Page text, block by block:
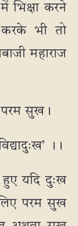
भिक्षा करने
करके भी तो
महाराज
परम सुख।
।।
यदि दुःख
परम सुख